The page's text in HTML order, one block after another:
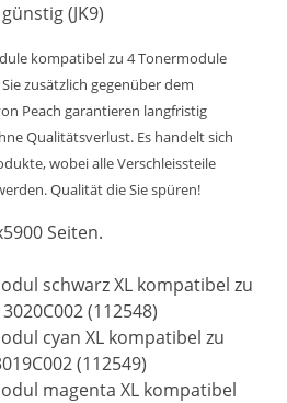
(JK9)
kompatibel zu 4 Tonermodule
zusätzlich gegenüber dem
Peach garantieren langfristig
Qualitätsverlust. Es handelt sich
wobei alle Verschleissteile
Qualität die Sie spüren!
Seiten.
schwarz XL kompatibel zu
(112548)
cyan XL kompatibel zu
(112549)
magenta XL kompatibel